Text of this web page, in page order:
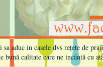
sa aduc in casele dvs rețete de
calitate care ne incântă cu